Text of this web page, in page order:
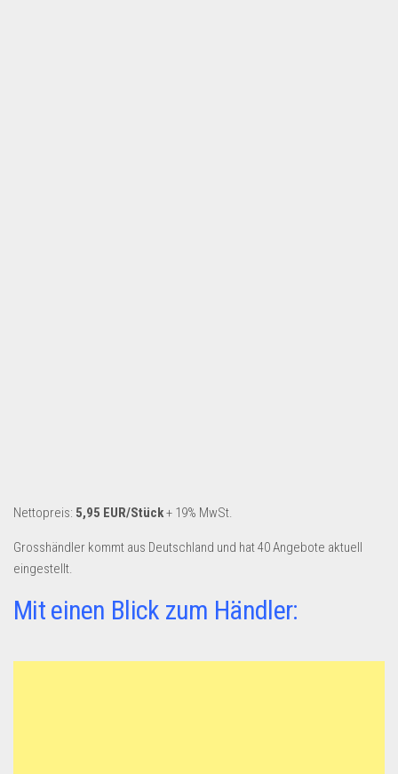
Nettopreis: 5,95 EUR/Stück+ 19% MwSt.
Grosshändler kommt aus Deutschland und hat 40 Angebote aktuell
eingestellt.
Mit einen Blick zum Händler: